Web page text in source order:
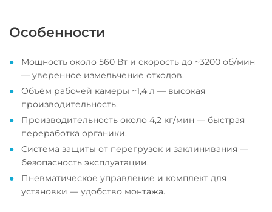
Особенности
Мощность около 560 Вт и скорость до ~3200 об/мин
— уверенное измельчение отходов.
Объём рабочей камеры ~1,4 л — высокая
производительность.
Производительность около 4,2 кг/мин — быстрая
переработка органики.
Система защиты от перегрузок и заклинивания —
безопасность эксплуатации.
Пневматическое управление и комплект для
установки — удобство монтажа.